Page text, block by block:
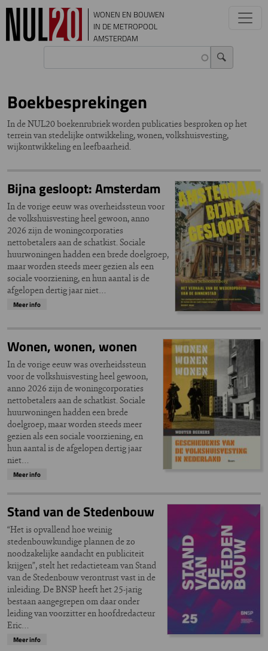
Overslaan en naar de inhoud gaan
WONEN EN BOUWEN
IN DE METROPOOL
AMSTERDAM
Boekbesprekingen
In de NUL20 boekenrubriek worden publicaties besproken op het
terrein van stedelijke ontwikkeling, wonen, volkshuisvesting,
wijkontwikkeling en leefbaarheid.
Bijna gesloopt: Amsterdam
In de vorige eeuw was overheidssteun voor
de volkshuisvesting heel gewoon, anno
2026 zijn de woningcorporaties
nettobetalers aan de schatkist. Sociale
huurwoningen hadden een brede doelgroep,
maar worden steeds meer gezien als een
sociale voorziening, en hun aantal is de
afgelopen dertig jaar niet…
Meer info
Wonen, wonen, wonen
In de vorige eeuw was overheidssteun
voor de volkshuisvesting heel gewoon,
anno 2026 zijn de woningcorporaties
nettobetalers aan de schatkist. Sociale
huurwoningen hadden een brede
doelgroep, maar worden steeds meer
gezien als een sociale voorziening, en
hun aantal is de afgelopen dertig jaar
niet…
Meer info
Stand van de Stedenbouw
“Het is opvallend hoe weinig
stedenbouwkundige plannen de zo
noodzakelijke aandacht en publiciteit
krijgen”, stelt het redactieteam van Stand
van de Stedenbouw verontrust vast in de
inleiding. De BNSP heeft het 25-jarig
bestaan aangegrepen om daar onder
leiding van voorzitter en hoofdredacteur
Eric…
Meer info